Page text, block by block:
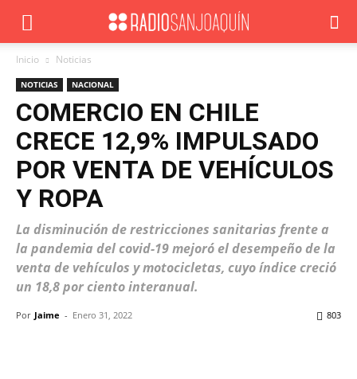
Inicio Noticias
NOTICIAS NACIONAL
COMERCIO EN CHILE
CRECE 12,9% IMPULSADO
POR VENTA DE VEHÍCULOS
Y ROPA
La disminución de restricciones sanitarias frente a
la pandemia del covid-19 mejoró el desempeño de la
venta de vehículos y motocicletas, cuyo índice creció
un 18,8 por ciento interanual.
Por Jaime - Enero 31, 2022 803